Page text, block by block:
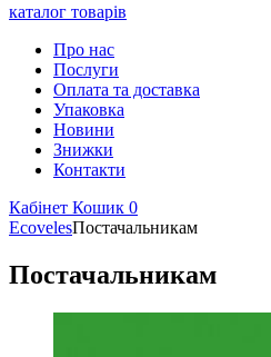
каталог товарів
Про нас
Послуги
Оплата та доставка
Упаковка
Новини
Знижки
Контакти
Кабінет Кошик 0
EcovelesПостачальникам
Постачальникам